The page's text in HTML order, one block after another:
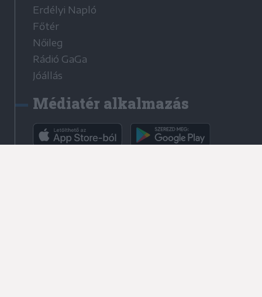
Erdélyi Napló
Főtér
Nőileg
Rádió GaGa
Jóállás
Médiatér alkalmazás